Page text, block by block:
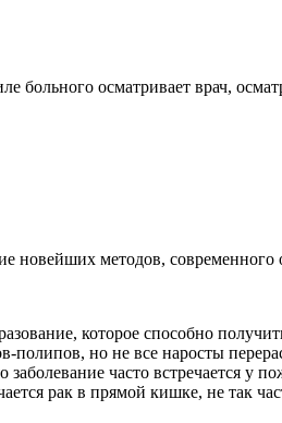
больного осматривает врач,
новейших методов,
которое способно
полипов, но не все наросты
заболевание часто встречается
рак в прямой кишке, не так